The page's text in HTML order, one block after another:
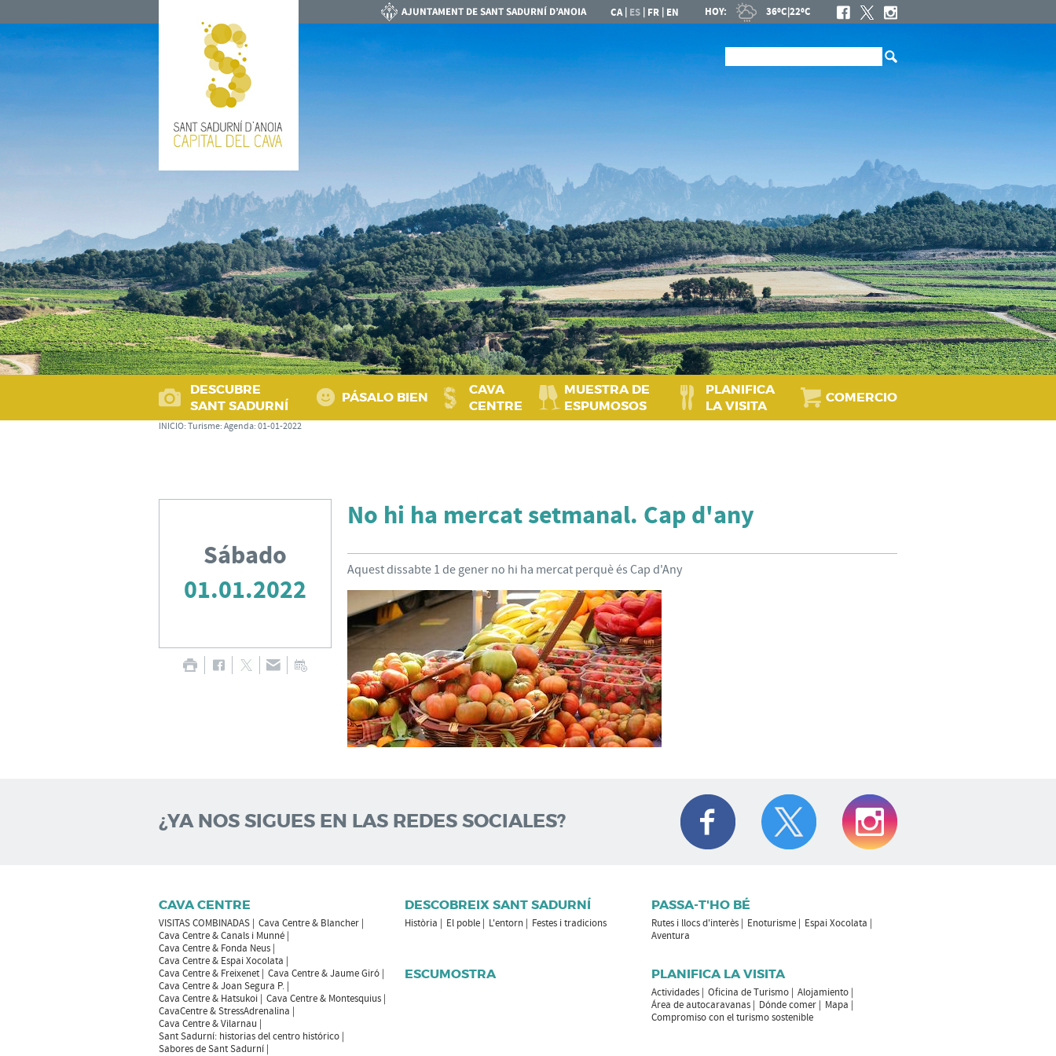
CA| ES | FR | EN HOY: 36ºC|22ºC
DESCUBRE
SANT SADURNÍ
PÁSALO BIEN
CAVA
CENTRE
MUESTRA DE
ESPUMOSOS
PLANIFICA
LA VISITA
COMERCIO
INICIO: Turisme: Agenda: 01-01-2022
Sábado
01.01.2022
No hi ha mercat setmanal. Cap d'any
Aquest dissabte 1 de gener no hi ha mercat perquè és Cap d'Any
¿YA NOS SIGUES EN LAS REDES SOCIALES?
CAVA CENTRE
VISITAS COMBINADAS
Cava Centre & Blancher
Cava Centre & Canals i Munné
Cava Centre & Fonda Neus
Cava Centre & Espai Xocolata
Cava Centre & Freixenet
Cava Centre & Jaume Giró
Cava Centre & Joan Segura P.
Cava Centre & Hatsukoi
Cava Centre & Montesquius
CavaCentre & StressAdrenalina
Cava Centre & Vilarnau
Sant Sadurní: historias del centro histórico
Sabores de Sant Sadurní
DESCOBREIX SANT SADURNÍ
Història El poble L'entorn Festes i tradicions
PASSA-T'HO BÉ
Rutes i llocs d'interès Enoturisme
Espai Xocolata
Aventura
ESCUMOSTRA PLANIFICA LA VISITA
Actividades Oficina de Turismo
Alojamiento
Área de autocaravanas
Dónde comer
Mapa
Compromiso con el turismo sostenible